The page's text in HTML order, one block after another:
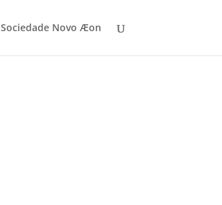
Sociedade Novo Æon